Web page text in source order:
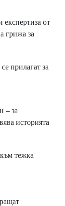
от
грижа за
прилагат за
– за
историята
тежка